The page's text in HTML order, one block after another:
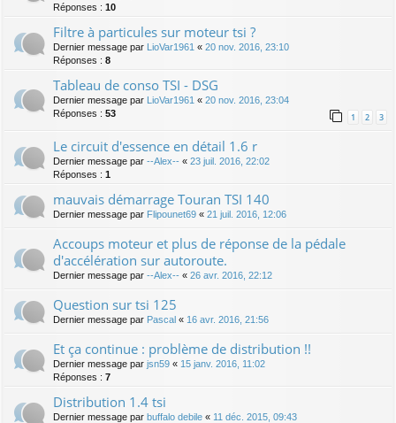
Réponses : 10
Filtre à particules sur moteur tsi ?
Dernier message par LioVar1961 « 20 nov. 2016, 23:10
Réponses : 8
Tableau de conso TSI - DSG
Dernier message par LioVar1961 « 20 nov. 2016, 23:04
Réponses : 53 1 2 3
Le circuit d'essence en détail 1.6 r
Dernier message par --Alex-- « 23 juil. 2016, 22:02
Réponses : 1
mauvais démarrage Touran TSI 140
Dernier message par Flipounet69 « 21 juil. 2016, 12:06
Accoups moteur et plus de réponse de la pédale
d'accélération sur autoroute.
Dernier message par --Alex-- « 26 avr. 2016, 22:12
Question sur tsi 125
Dernier message par Pascal « 16 avr. 2016, 21:56
Et ça continue : problème de distribution !!
Dernier message par jsn59 « 15 janv. 2016, 11:02
Réponses : 7
Distribution 1.4 tsi
Dernier message par buffalo debile « 11 déc. 2015, 09:43